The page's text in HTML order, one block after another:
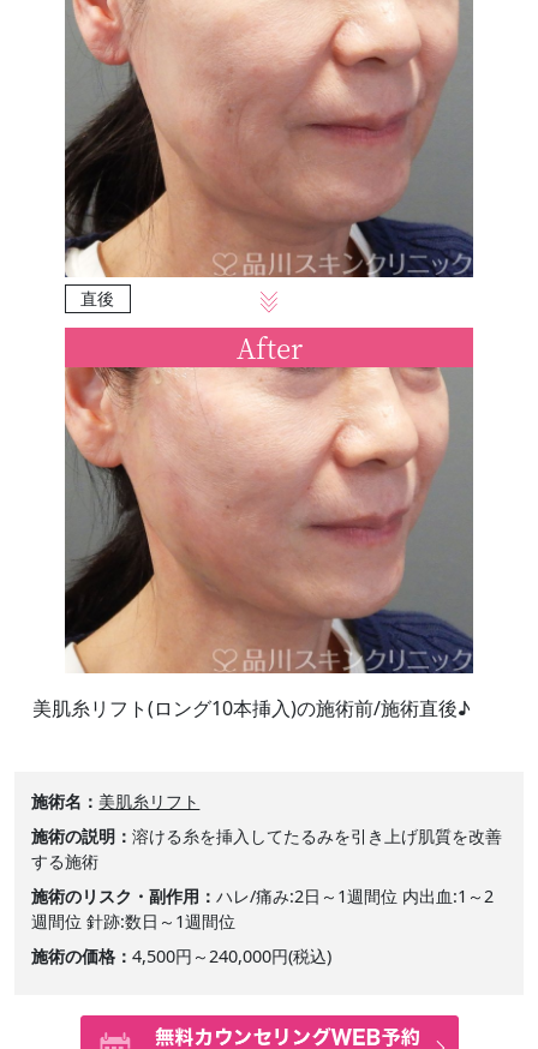
直後
After
美肌糸リフト(ロング10本挿入)の施術前/施術直後♪
施術名
美肌糸リフト
施術の説明
溶ける糸を挿入してたるみを引き上げ肌質を改善
する施術
施術のリスク・副作用
ハレ/痛み:2日～1週間位 内出血:1～2
週間位 針跡:数日～1週間位
施術の価格
4,500円～240,000円(税込)